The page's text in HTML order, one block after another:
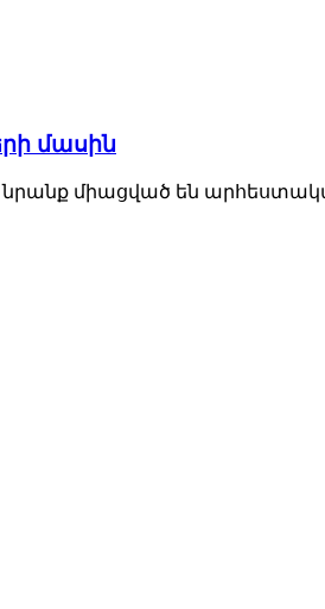
մասին
նրանք միացված են